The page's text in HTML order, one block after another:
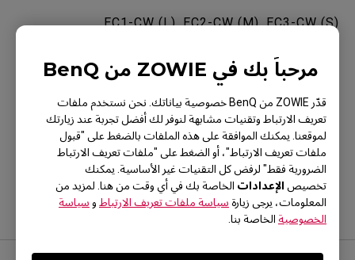
مرحباً بك في ZOWIE من BenQ
قدّر ZOWIE من BenQ خصوصية بياناتك. نحن نستخدم ملفات
تعريف الارتباط وتقنيات مشابهة لنوفر لك أفضل تجربة عند زيارتك
لموقعنا. يمكنك الموافقة على هذه الملفات بالضغط على "قبول
ملفات تعريف الارتباط"، أو الضغط على "ملفات تعريف الارتباط
الضرورية فقط" لرفض كل التقنيات غير الأساسية. يمكنك
تخصيص الإعدادات الخاصة بك في أي وقت من هنا. لمزيد من
المعلومات، يرجى زيارة سياسة ملفات تعريف الارتباط و سياسة
الخصوصية الخاصة بنا.
EC1-CW (L), EC2-CW (M), EC3-CW (S)
هل كانت هذه المعلومات مفيدة؟
نعم لا